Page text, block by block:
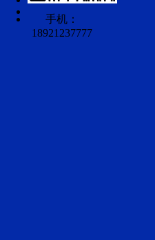
手机：
18921237777